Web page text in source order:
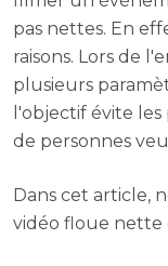
pas nettes. En
raisons. Lors de
plusieurs
l'objectif évite
de personnes
Dans cet article,
vidéo floue nette